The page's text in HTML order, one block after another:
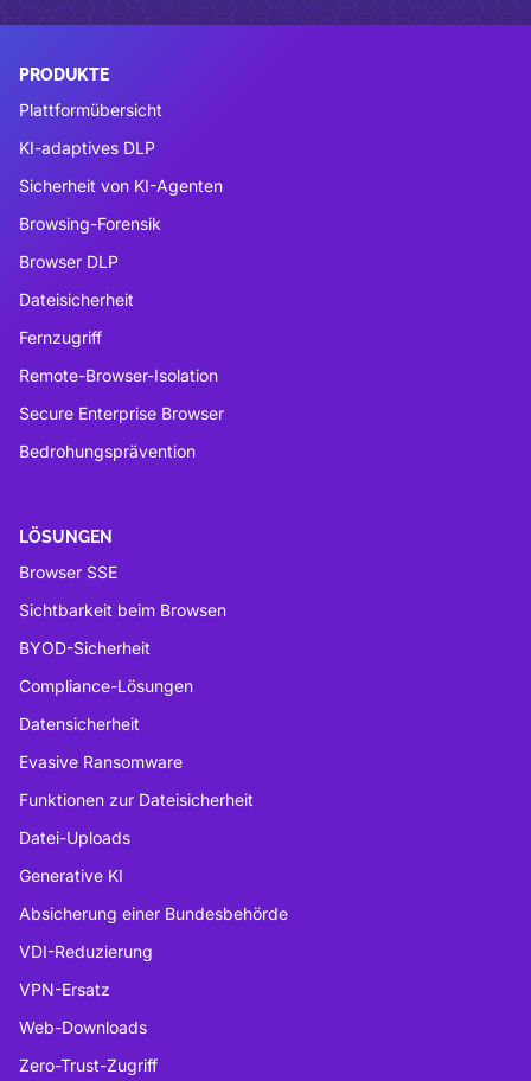
PRODUKTE
Plattformübersicht
KI-adaptives DLP
Sicherheit von KI-Agenten
Browsing-Forensik
Browser DLP
Dateisicherheit
Fernzugriff
Remote-Browser-Isolation
Secure Enterprise Browser
Bedrohungsprävention
LÖSUNGEN
Browser SSE
Sichtbarkeit beim Browsen
BYOD-Sicherheit
Compliance-Lösungen
Datensicherheit
Evasive Ransomware
Funktionen zur Dateisicherheit
Datei-Uploads
Generative KI
Absicherung einer Bundesbehörde
VDI-Reduzierung
VPN-Ersatz
Web-Downloads
Zero-Trust-Zugriff